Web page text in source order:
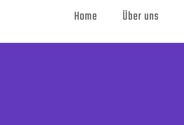
Home Über uns